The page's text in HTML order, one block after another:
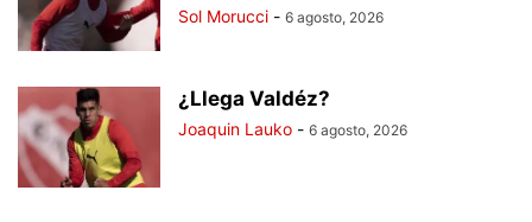
Sol Morucci - 6 agosto, 2026
¿Llega Valdéz?
Joaquin Lauko - 6 agosto, 2026